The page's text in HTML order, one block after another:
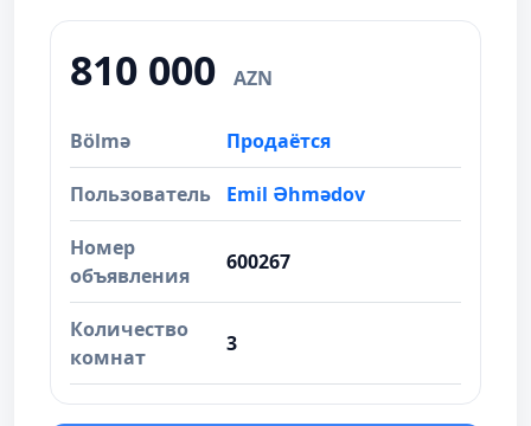
810 000 AZN
Bölmə Продаётся
Пользователь Emil Əhmədov
Номер
объявления
600267
Количество
комнат
3